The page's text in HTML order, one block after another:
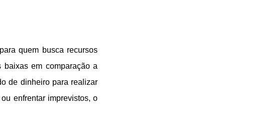
quem busca recursos
em comparação a
de dinheiro para realizar
enfrentar imprevistos, o